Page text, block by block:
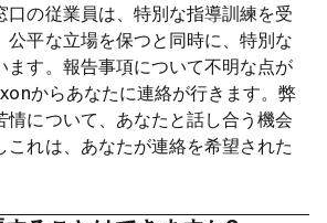
口の従業員は、特別な指導訓練を受
公平な立場を保つと同時に、特別な
ます。報告事項について不明な点が
からあなたに連絡が行きます。弊
情について、あなたと話し合う機会
これは、あなたが連絡を希望された